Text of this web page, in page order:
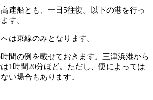
速船とも、一日5往復。以下の港を行っ
す。
は東線のみとなります。
間の例を載せておきます。三津浜港から
1時間20分ほど。ただし、便によっては
い場合もあります。